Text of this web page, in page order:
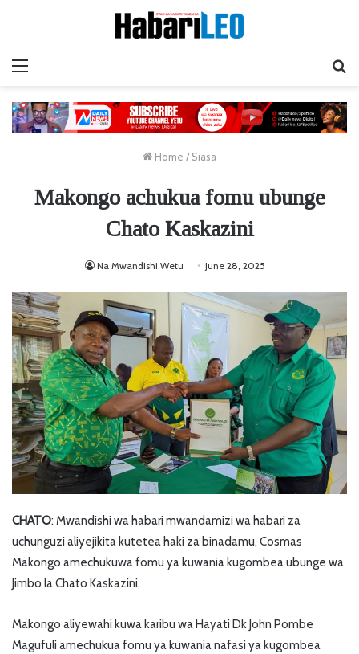
Home / Siasa
Makongo achukua fomu ubunge
Chato Kaskazini
Na Mwandishi Wetu June 28, 2025
CHATO: Mwandishi wa habari mwandamizi wa habari za
uchunguzi aliyejikita kutetea haki za binadamu, Cosmas
Makongo amechukuwa fomu ya kuwania kugombea ubunge wa
Jimbo la Chato Kaskazini.
Makongo aliyewahi kuwa karibu wa Hayati Dk John Pombe
Magufuli amechukua fomu ya kuwania nafasi ya kugombea